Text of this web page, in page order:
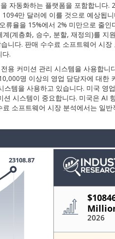
자동화하는 플랫폼을 포함합니다.
만 달러에 이를 것으로 예상됩
류율을 15%에서 2% 미만으로 줄인
(계층화, 승수, 분할, 재정의)를 지
니다. 판매 수수료 소프트웨어 시장
.
용 커미션 관리 시스템을 사용합니
명 이상의 영업 담당자에 대한
템을 사용하고 있습니다. 미국 영
시스템이 중요합니다. 미국은 AI
소프트웨어 시장 분석에서는 일반